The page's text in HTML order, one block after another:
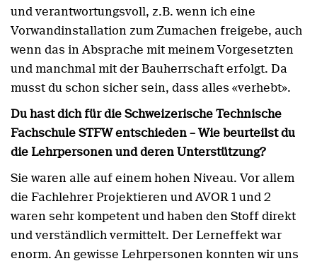
und verantwortungsvoll, z.B. wenn ich eine
Vorwandinstallation zum Zumachen freigebe, auch
wenn das in Absprache mit meinem Vorgesetzten
und manchmal mit der Bauherrschaft erfolgt. Da
musst du schon sicher sein, dass alles «verhebt».
Du hast dich für die Schweizerische Technische
Fachschule STFW entschieden – Wie beurteilst du
die Lehrpersonen und deren Unterstützung?
Sie waren alle auf einem hohen Niveau. Vor allem
die Fachlehrer Projektieren und AVOR 1 und 2
waren sehr kompetent und haben den Stoff direkt
und verständlich vermittelt. Der Lerneffekt war
enorm. An gewisse Lehrpersonen konnten wir uns